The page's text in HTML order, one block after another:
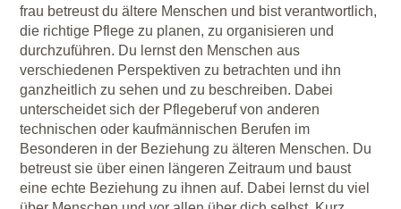
frau betreust du ältere Menschen und bist verantwortlich,
die richtige Pflege zu planen, zu organisieren und
durchzuführen. Du lernst den Menschen aus
verschiedenen Perspektiven zu betrachten und ihn
ganzheitlich zu sehen und zu beschreiben. Dabei
unterscheidet sich der Pflegeberuf von anderen
technischen oder kaufmännischen Berufen im
Besonderen in der Beziehung zu älteren Menschen. Du
betreust sie über einen längeren Zeitraum und baust
eine echte Beziehung zu ihnen auf. Dabei lernst du viel